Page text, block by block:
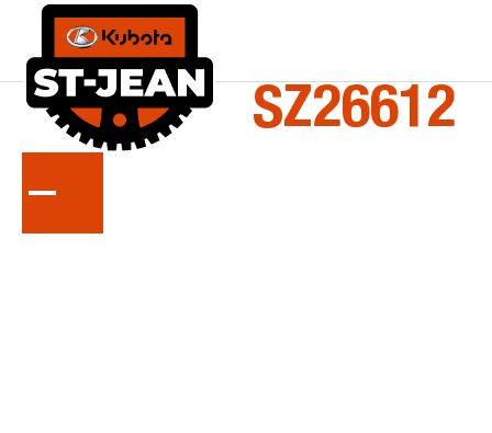
LA SÉRIE SZ26612